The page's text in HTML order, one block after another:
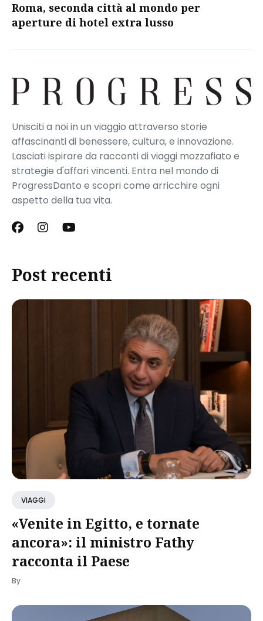
Roma, seconda città al mondo per
aperture di hotel extra lusso
Unisciti a noi in un viaggio attraverso storie
affascinanti di benessere, cultura, e innovazione.
Lasciati ispirare da racconti di viaggi mozzafiato e
strategie d'affari vincenti. Entra nel mondo di
ProgressDanto e scopri come arricchire ogni
aspetto della tua vita.
Post recenti
VIAGGI
«Venite in Egitto, e tornate
ancora»: il ministro Fathy
racconta il Paese
By